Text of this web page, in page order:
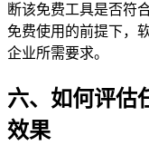
断该免费工具是否符
免费使用的前提下，
企业所需要求。
六、如何评估
效果